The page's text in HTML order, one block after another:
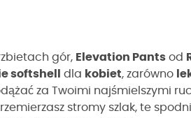
gór, Elevation Pants od
softshell dla kobiet, zarówno
za Twoimi najśmielszymi
stromy szlak, te